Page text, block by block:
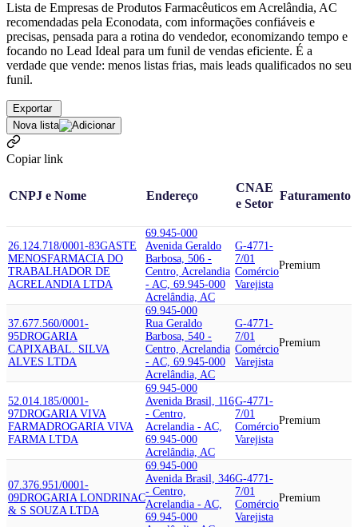
Lista de Empresas de Produtos Farmacêuticos em Acrelândia, AC
recomendadas pela Econodata, com informações confiáveis e
precisas, pensada para a rotina do vendedor, economizando tempo e
focando no Lead Ideal para um funil de vendas eficiente. É a
verdade que vende: menos listas frias, mais leads qualificados no seu
funil.
Exportar
Nova lista
Copiar link
CNPJ e Nome Endereço
CNAE
e Setor
Faturamento
26.124.718/0001-83GASTE
MENOSFARMACIA DO
TRABALHADOR DE
ACRELANDIA LTDA
69.945-000
Avenida Geraldo
Barbosa, 506 -
Centro, Acrelandia
- AC, 69.945-000
Acrelândia, AC
G-4771-
7/01
Comércio
Varejista
Premium
37.677.560/0001-
95DROGARIA
CAPIXABAL. SILVA
ALVES LTDA
69.945-000
Rua Geraldo
Barbosa, 540 -
Centro, Acrelandia
- AC, 69.945-000
Acrelândia, AC
G-4771-
7/01
Comércio
Varejista
Premium
52.014.185/0001-
97DROGARIA VIVA
FARMADROGARIA VIVA
FARMA LTDA
69.945-000
Avenida Brasil, 116
- Centro,
Acrelandia - AC,
69.945-000
Acrelândia, AC
G-4771-
7/01
Comércio
Varejista
Premium
07.376.951/0001-
09DROGARIA LONDRINAC
& S SOUZA LTDA
69.945-000
Avenida Brasil, 346
- Centro,
Acrelandia - AC,
69.945-000
G-4771-
7/01
Comércio
Varejista
Premium